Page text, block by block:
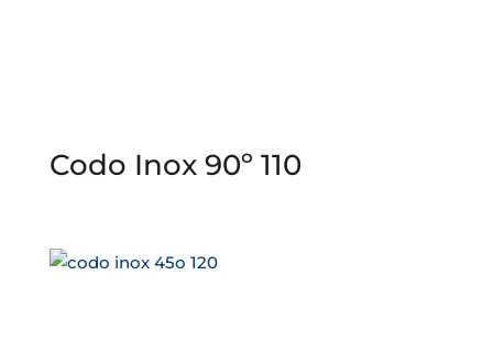
Codo Inox 90º 110